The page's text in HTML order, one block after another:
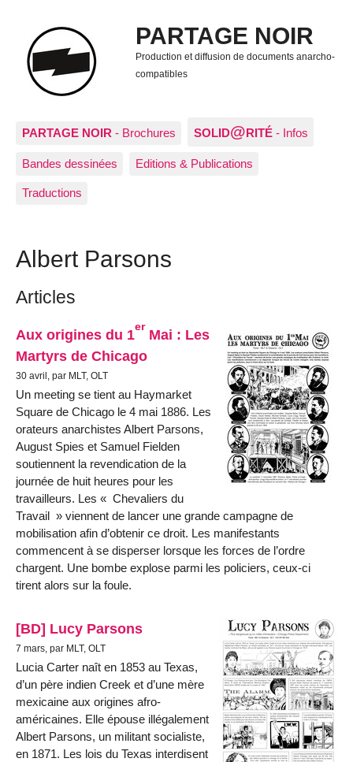
PARTAGE NOIR
Production et diffusion de documents anarcho-
compatibles
PARTAGE NOIR - Brochures SOLID@RITÉ - Infos
Bandes dessinées Editions & Publications
Traductions
Albert Parsons
Articles
Aux origines du 1er Mai : Les
Martyrs de Chicago
30 avril, par MLT, OLT
Un meeting se tient au Haymarket
Square de Chicago le 4 mai 1886. Les
orateurs anarchistes Albert Parsons,
August Spies et Samuel Fielden
soutiennent la revendication de la
journée de huit heures pour les
travailleurs. Les « Chevaliers du
Travail » viennent de lancer une grande campagne de
mobilisation afin d’obtenir ce droit. Les manifestants
commencent à se disperser lorsque les forces de l’ordre
chargent. Une bombe explose parmi les policiers, ceux-ci
tirent alors sur la foule.
[BD] Lucy Parsons
7 mars, par MLT, OLT
Lucia Carter naît en 1853 au Texas,
d’un père indien Creek et d’une mère
mexicaine aux origines afro-
américaines. Elle épouse illégalement
Albert Parsons, un militant socialiste,
en 1871. Les lois du Texas interdisent